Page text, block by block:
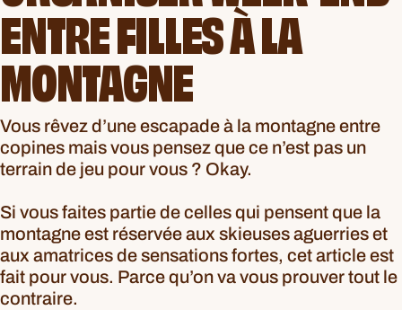
ENTRE FILLES À LA
MONTAGNE
Vous rêvez d’une escapade à la montagne entre
copines mais vous pensez que ce n’est pas un
terrain de jeu pour vous ? Okay.
Si vous faites partie de celles qui pensent que la
montagne est réservée aux skieuses aguerries et
aux amatrices de sensations fortes, cet article est
fait pour vous. Parce qu’on va vous prouver tout le
contraire.